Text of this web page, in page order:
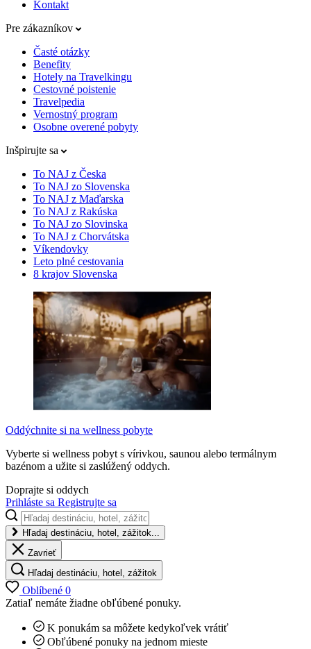
Kontakt
Pre zákazníkov
Časté otázky
Benefity
Hotely na Travelkingu
Cestovné poistenie
Travelpedia
Vernostný program
Osobne overené pobyty
Inšpirujte sa
To NAJ z Česka
To NAJ zo Slovenska
To NAJ z Maďarska
To NAJ z Rakúska
To NAJ zo Slovinska
To NAJ z Chorvátska
Víkendovky
Leto plné cestovania
8 krajov Slovenska
Oddýchnite si na wellness pobyte
Vyberte si wellness pobyt s vírivkou, saunou alebo termálnym
bazénom a užite si zaslúžený oddych.
Doprajte si oddych
Prihláste sa Registrujte sa
Hľadaj destináciu, hotel, zážitok...
Zavrieť
Hľadaj destináciu, hotel, zážitok
Oblíbené 0
Zatiaľ nemáte žiadne obľúbené ponuky.
K ponukám sa môžete kedykoľvek vrátiť
Obľúbené ponuky na jednom mieste